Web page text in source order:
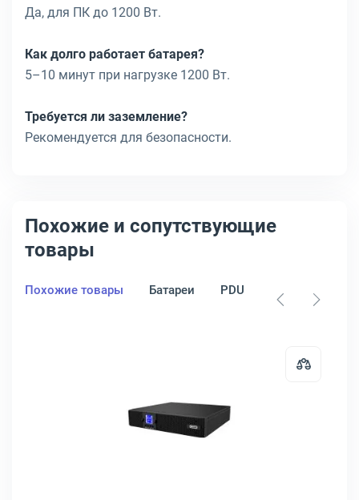
Да, для ПК до 1200 Вт.
Как долго работает батарея?
5–10 минут при нагрузке 1200 Вт.
Требуется ли заземление?
Рекомендуется для безопасности.
Похожие и сопутствующие
товары
Похожие товары Батареи PDU
ONLINE 3000 ВА, Tower, POWERMAN Online 3000
Открыть товар: ИБП CBR